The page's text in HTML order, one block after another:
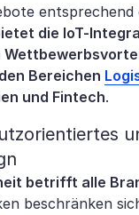
entsprechend
die IoT-
Bereichen
und Fintech.
betrifft alle
beschränken